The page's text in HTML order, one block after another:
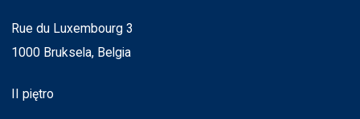
Rue du Luxembourg 3
1000 Bruksela, Belgia
II piętro